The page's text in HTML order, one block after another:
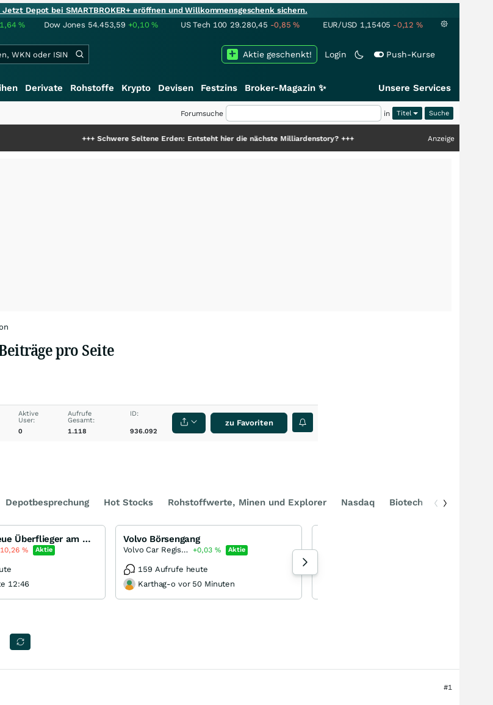
Depot bei SMARTBROKER+ eröffnen und Willkommensgeschenk sichern.
% Dow Jones 54.453,59 +0,10% US Tech 100 29.280,45 -0,85% EUR/USD 1,15405 -0,12 %
Login Push-Kurse
Aktie geschenkt!
Derivate Rohstoffe Krypto Devisen Festzins Broker-Magazin ✨ Unsere Services
Forumsuche in Titel
Schwere Seltene Erden: Entsteht hier die nächste Milliardenstory?+++ Anzeige
pro Seite
Aktive
User:
0
Aufrufe
Gesamt:
1.118
ID:
936.092
zu Favoriten
Depotbesprechung Hot Stocks Rohstoffwerte, Minen und Explorer Nasdaq Biotech DAX
SanDisk - Der neue Überflieger am Markt für Speicherchips
% Aktie
12:46
Volvo Börsengang
Volvo Car Registered (B) +0,03% Aktie
159 Aufrufe heute
Karthag-o vor 50 Minuten
#1